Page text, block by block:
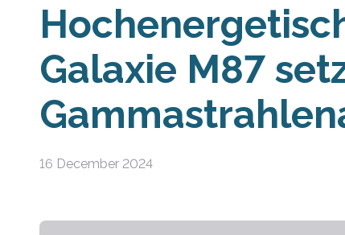
Galaxie M87
16 December 2024